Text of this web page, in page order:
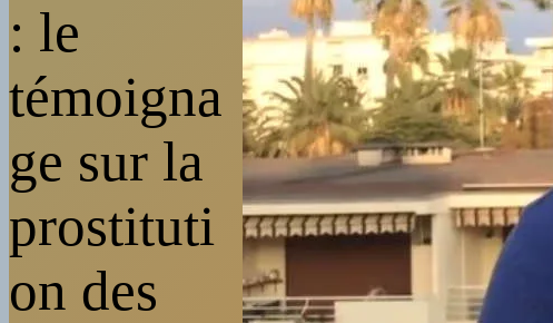
: le
témoigna
ge sur la
prostituti
on des